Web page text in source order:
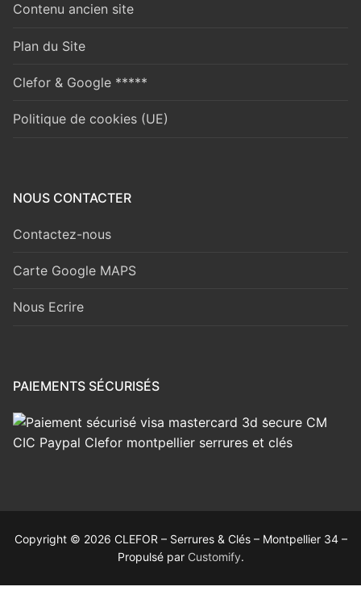
Contenu ancien site
Plan du Site
Clefor & Google *****
Politique de cookies (UE)
NOUS CONTACTER
Contactez-nous
Carte Google MAPS
Nous Ecrire
PAIEMENTS SÉCURISÉS
Copyright © 2026 CLEFOR – Serrures & Clés – Montpellier 34 –
Propulsé par Customify.